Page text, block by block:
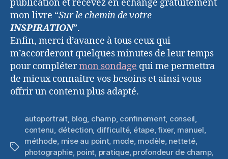
publication et recevez en échange gratuitement
mon livre “Sur le chemin de votre
INSPIRATION”.
Enfin, merci d’avance à tous ceux qui
m’accorderont quelques minutes de leur temps
pour complétermon sondage qui me permettra
de mieux connaître vos besoins et ainsi vous
offrir un contenu plus adapté.
Étiquettes
autoportrait, blog champ, confinement, conseil
contenu détection difficulté, étape,fixer, manuel
méthode mise au point, mode, modèle, netteté,
photographie, point pratique, profondeur de champ,